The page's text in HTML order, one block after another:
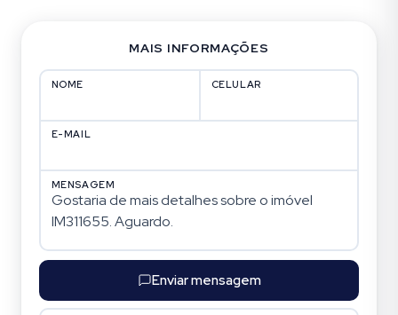
MAIS INFORMAÇÕES
NOME CELULAR
E-MAIL
MENSAGEM
Enviar mensagem